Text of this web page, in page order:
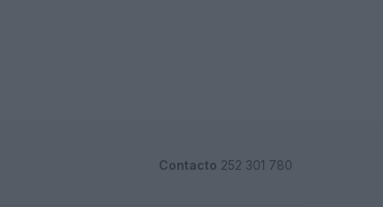
Contacto 252 301 780